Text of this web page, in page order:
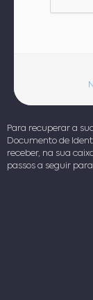
Para recuperar a
Documento de
receber, na sua
passos a seguir